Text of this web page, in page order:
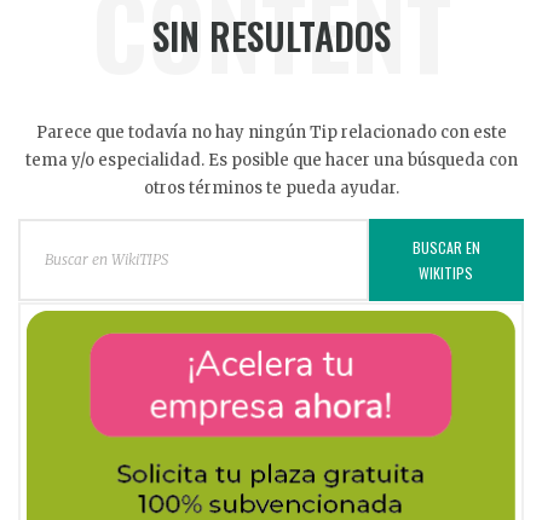
SIN RESULTADOS
Parece que todavía no hay ningún Tip relacionado con este
tema y/o especialidad. Es posible que hacer una búsqueda con
otros términos te pueda ayudar.
BUSCAR EN
WIKITIPS